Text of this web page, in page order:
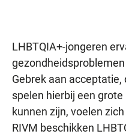
LHBTQIA+-jongeren
Gebrek aan
spelen hierbij een
kunnen zijn, voelen
RIVM beschikken